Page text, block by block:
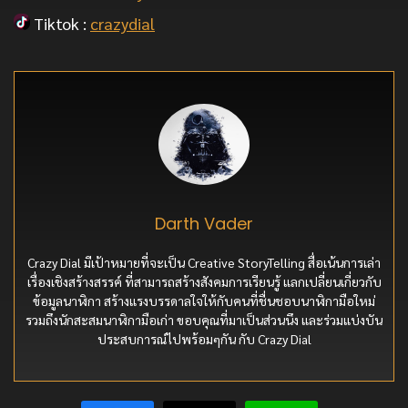
Tiktok : crazydial
Darth Vader
Crazy Dial มีเป้าหมายที่จะเป็น Creative StoryTelling สื่อเน้นการเล่า
เรื่องเชิงสร้างสรรค์ ที่สามารถสร้างสังคมการเรียนรู้ แลกเปลี่ยนเกี่ยวกับ
ข้อมูลนาฬิกา สร้างแรงบรรดาลใจให้กับคนที่ชื่นชอบนาฬิกามือใหม่
รวมถึงนักสะสมนาฬิกามือเก่า ขอบคุณที่มาเป็นส่วนนึง และร่วมแบ่งบัน
ประสบการณ์ไปพร้อมๆกัน กับ Crazy Dial